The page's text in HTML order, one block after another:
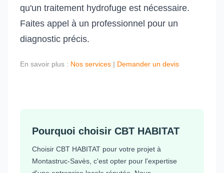
qu'un traitement hydrofuge est nécessaire.
Faites appel à un professionnel pour un
diagnostic précis.
En savoir plus : Nos services | Demander un devis
Pourquoi choisir CBT HABITAT
Choisir CBT HABITAT pour votre projet à
Montastruc-Savès, c'est opter pour l'expertise